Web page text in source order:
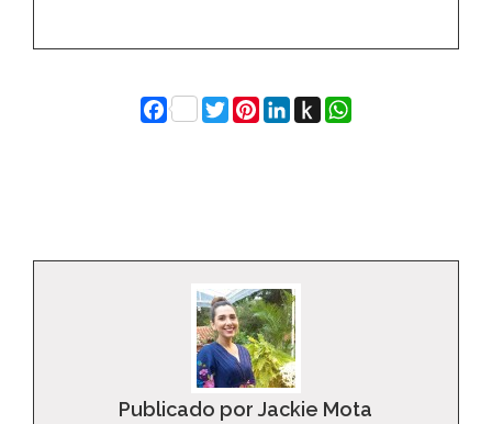
Facebook
Twitter
Pinterest
LinkedIn
Push
to
WhatsApp
Publicado por Jackie Mota